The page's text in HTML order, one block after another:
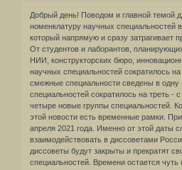
Добрый день! Поводом и главной темой
номенклатуру научных
который напрямую и сразу затрагивает
От студентов и лаборантов,
НИИ, конструкторских бюро,
научных специальностей сократилось
смежные специальности сведены в
специальностей сократилось на треть
четыре новые группы специальностей.
этой новости есть временные рамки.
апреля 2021 года. Именно от этой даты
взаимодействовать в диссоветами
диссоветы будут закрыты и прекратят
специальностей. Времени остается